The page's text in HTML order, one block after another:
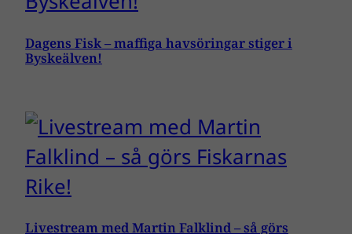
Dagens Fisk – maffiga havsöringar stiger i
Byskeälven!
Livestream med Martin Falklind – så görs